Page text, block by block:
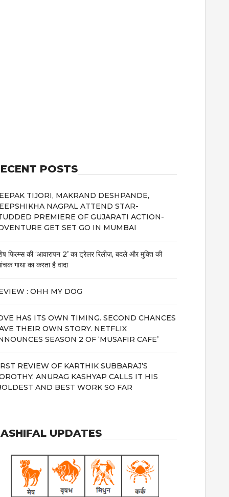
POSTS
TIJORI, MAKRAND DESHPANDE,
NAGPAL ATTEND STAR-
PREMIERE OF GUJARATI ACTION-
GET SET GO IN MUMBAI
फिल्म्स की ‘आवारापन 2’ का ट्रेलर रिलीज़, बदले और मुक्ति की
गाथा का करता है वादा
: OHH MY DOG
HAS ITS OWN TIMING. SECOND CHANCES
THEIR OWN STORY. NETFLIX
SEASON 2 OF ‘MUSAFIR CAFE’
REVIEW OF KARTHIK SUBBARAJ’S
ANURAG KASHYAP CALLS IT HIS
AND BEST WORK SO FAR
UPDATES